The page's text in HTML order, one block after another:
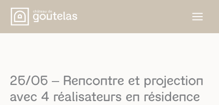
Aller
contenu
26/06 – Rencontre et projection
avec 4 réalisateurs en résidence